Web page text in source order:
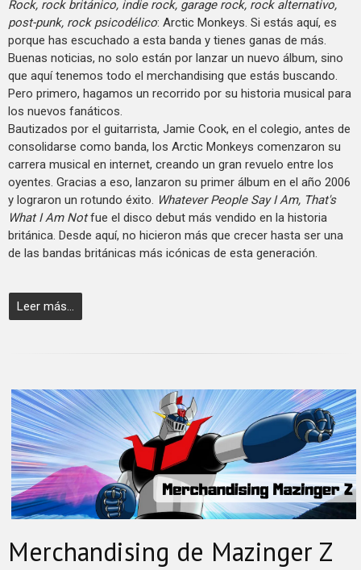
Rock, rock británico, indie rock, garage rock, rock alternativo,
post-punk, rock psicodélico: Arctic Monkeys. Si estás aquí, es
porque has escuchado a esta banda y tienes ganas de más.
Buenas noticias, no solo están por lanzar un nuevo álbum, sino
que aquí tenemos todo el merchandising que estás buscando.
Pero primero, hagamos un recorrido por su historia musical para
los nuevos fanáticos.
Bautizados por el guitarrista, Jamie Cook, en el colegio, antes de
consolidarse como banda, los Arctic Monkeys comenzaron su
carrera musical en internet, creando un gran revuelo entre los
oyentes. Gracias a eso, lanzaron su primer álbum en el año 2006
y lograron un rotundo éxito. Whatever People Say I Am, That's
What I Am Notfue el disco debut más vendido en la historia
británica. Desde aquí, no hicieron más que crecer hasta ser una
de las bandas británicas más icónicas de esta generación.
Leer más...
Merchandising de Mazinger Z